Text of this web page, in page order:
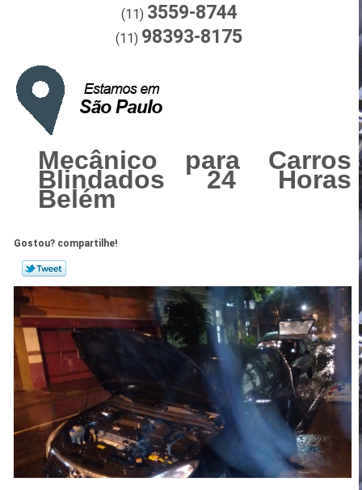
(11) 3559-8744
(11) 98393-8175
Mecânico para Carros
Blindados 24 Horas
Belém
Gostou? compartilhe!